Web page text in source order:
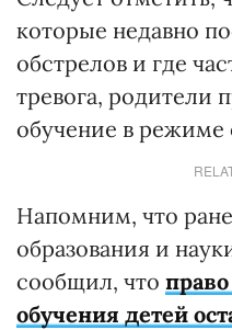
которые недавно
обстрелов и где
тревога, родители
обучение в режиме
Напомним, что
образования и
сообщил, что
обучения детей